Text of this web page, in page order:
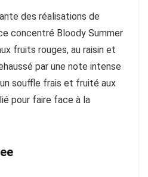
des réalisations de
concentré Bloody Summer
fruits rouges, au raisin et
par une note intense
souffle frais et fruité aux
pour faire face à la